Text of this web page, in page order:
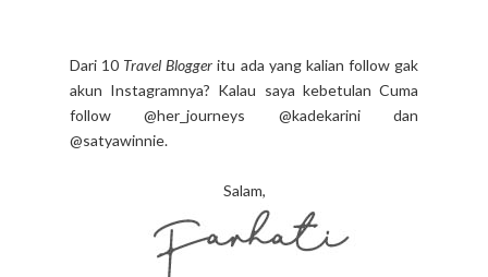
Dari 10 Travel Blogger itu ada yang kalian follow gak
akun Instagramnya? Kalau saya kebetulan Cuma
follow @her_journeys @kadekarini dan
@satyawinnie.
Salam,